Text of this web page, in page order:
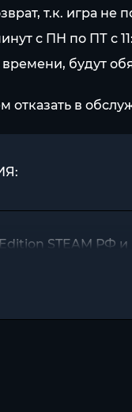
т.к. игра
с ПН по ПТ с
будут
в
STEAM РФ